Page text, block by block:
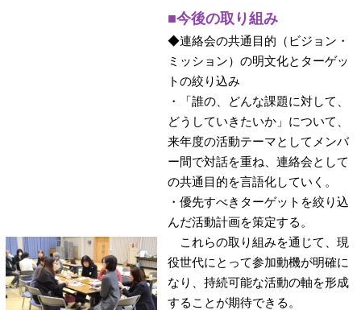
■今後の取り組み
◆連絡会の共通目的（ビジョン・
ミッション）の明文化とターゲッ
トの絞り込み
・「誰の、どんな課題に対して、
どうしていきたいか」について、
来年度の活動テーマとしてメンバ
ー間で対話を重ね、連絡会として
の共通目的を言語化していく。
・優先すべきターゲットを絞り込
んだ活動計画を策定する。
これらの取り組みを通じて、現
役世代にとって参加動機が明確に
なり、持続可能な活動の軸を形成
することが期待できる。